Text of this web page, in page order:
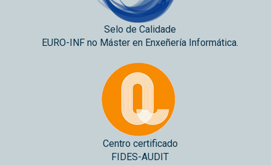
Selo de Calidade
EURO-INF no Máster en Enxeñería Informática.
Centro certificado
FIDES-AUDIT